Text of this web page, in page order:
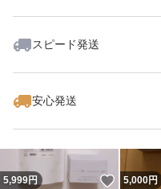
スピード発送
安心発送
5,999円 いいね
5,000円